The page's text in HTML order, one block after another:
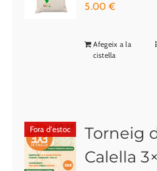
5.00€
Afegeix a la
cistella
Fora d'estoc
Torneig
Calella